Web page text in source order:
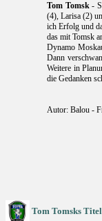
Tom Tomsk-
(4), Larisa (2)
ich Erfolg und
das mit Tomsk
Dynamo
Dann
Weitere in
die Gedanken
Autor: Balou -
Tom Tomsks